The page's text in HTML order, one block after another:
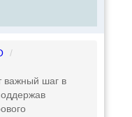
/
важный шаг в